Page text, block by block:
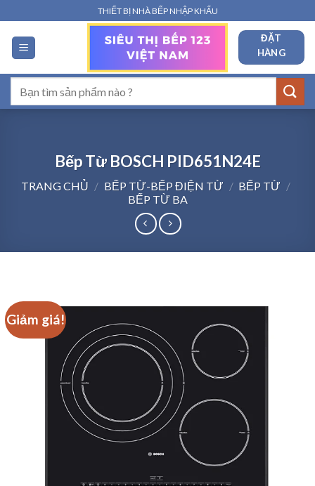
qua
nội
dung
THIẾT BỊ NHÀ BẾP NHẬP KHẨU
ĐẶT
HÀNG
kiếm:
Bếp Từ BOSCH PID651N24E
TRANG CHỦ / BẾP TỪ-BẾP ĐIỆN TỪ / BẾP TỪ /
BẾP TỪ BA
Giảm giá!